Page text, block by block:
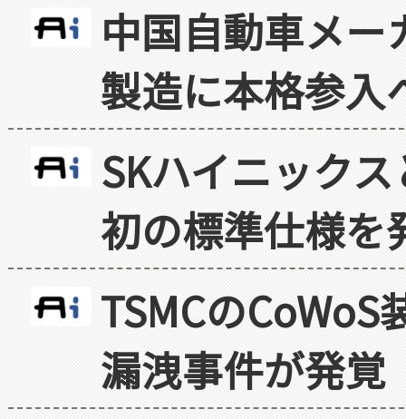
中国自動車メ
製造に本格参入
SKハイニック
初の標準仕様を
TSMCの
漏洩事件が発覚